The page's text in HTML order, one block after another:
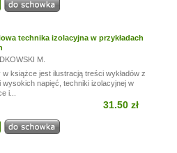
technika izolacyjna w przykładach
M.
w książce jest ilustracją treści wykładów z
napięć, techniki izolacyjnej w
i...
31.50 zł